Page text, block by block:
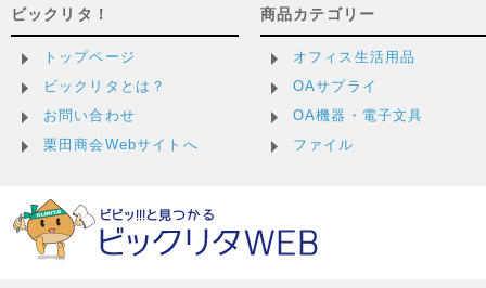
ビックリタ！
トップページ
ビックリタとは？
お問い合わせ
栗田商会Webサイトへ
商品カテゴリー
オフィス生活用品
OAサプライ
OA機器・電子文具
ファイル